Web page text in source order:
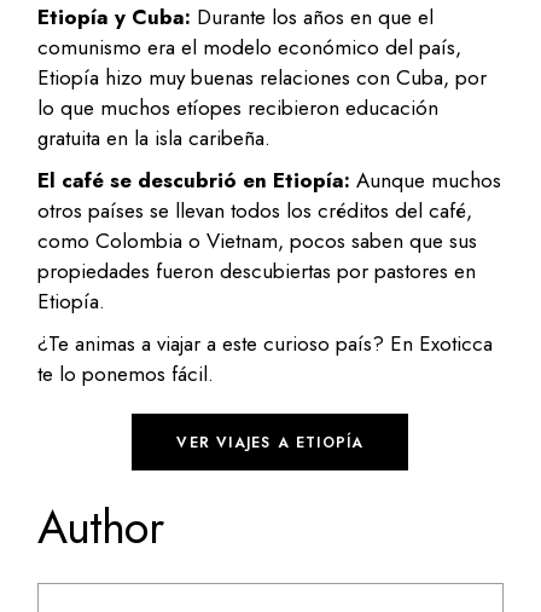
Etiopía y Cuba: Durante los años en que el
comunismo era el modelo económico del país,
Etiopía hizo muy buenas relaciones con Cuba, por
lo que muchos etíopes recibieron educación
gratuita en la isla caribeña.
El café se descubrió en Etiopía:Aunque muchos
otros países se llevan todos los créditos del café,
como Colombia o Vietnam, pocos saben que sus
propiedades fueron descubiertas por pastores en
Etiopía.
¿Te animas a viajar a este curioso país? En Exoticca
te lo ponemos fácil.
VER VIAJES A ETIOPÍA
Author